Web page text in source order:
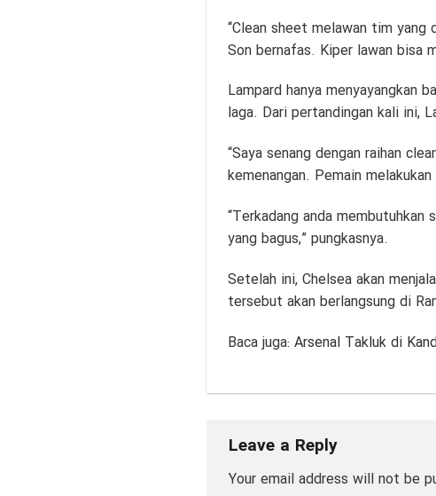
“Clean sheet melawan tim
Son bernafas. Kiper lawan bisa
Lampard hanya menyayangkan
laga. Dari pertandingan kali ini,
“Saya senang dengan raihan
kemenangan. Pemain
“Terkadang anda
yang bagus,” pungkasnya.
Setelah ini, Chelsea akan
tersebut akan berlangsung di
Baca juga: Arsenal Takluk di
Leave a Reply
Your email address will not be